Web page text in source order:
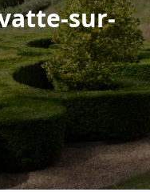
des métiers
proposé parViteUnDevis.com - Vous
sur-